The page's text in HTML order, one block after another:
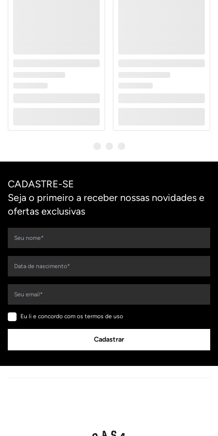
CADASTRE-SE
Seja o primeiro a receber nossas novidades e
ofertas exclusivas
Eu li e concordo com os termos de uso
Cadastrar